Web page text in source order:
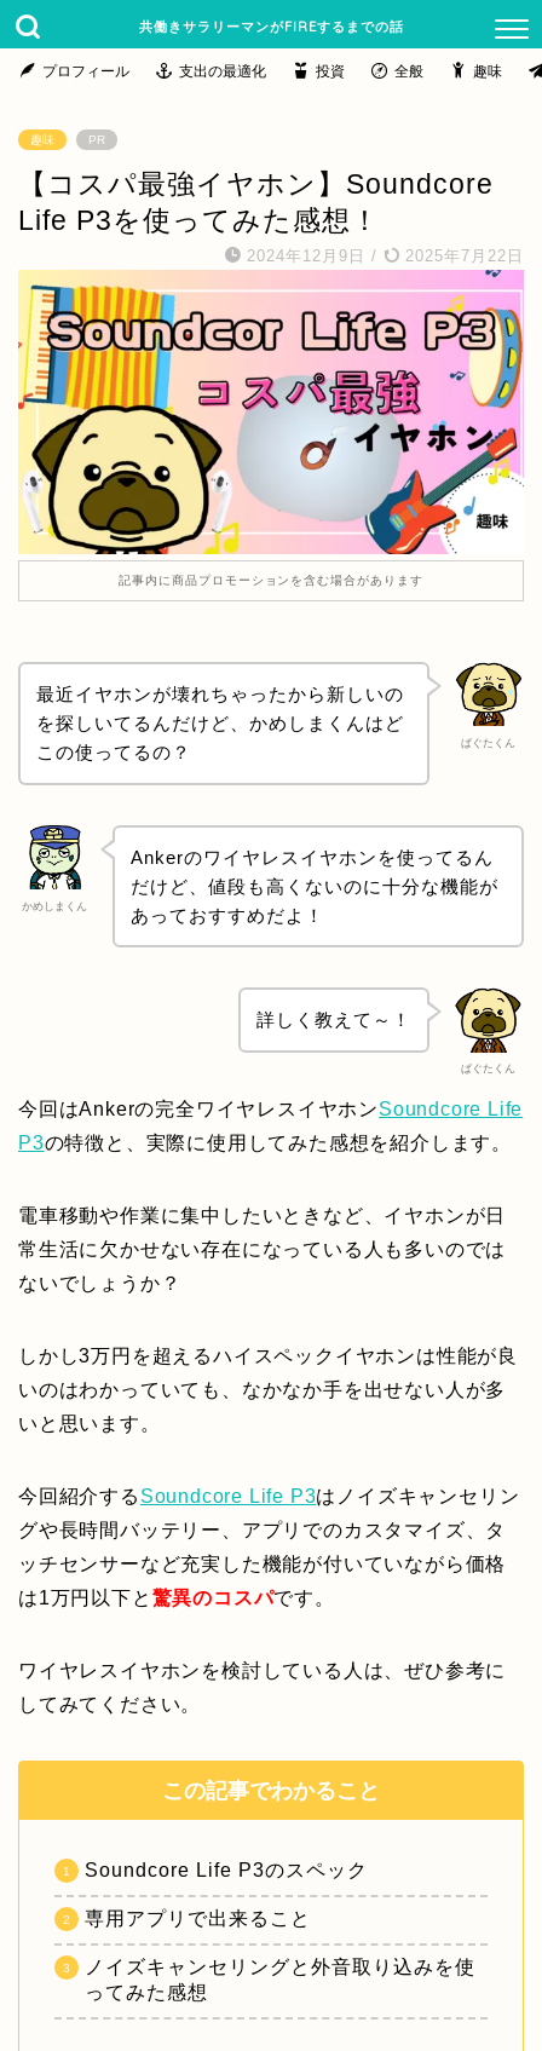
共働きサラリーマンがFIREするまでの話
プロフィール 支出の最適化 投資 全般 趣味
趣味 PR
【コスパ最強イヤホン】Soundcore
Life P3を使ってみた感想！
2024年12月9日 / 2025年7月22日
記事内に商品プロモーションを含む場合があります
ぱぐたくん
最近イヤホンが壊れちゃったから新しいの
を探しいてるんだけど、かめしまくんはど
この使ってるの？
かめしまくん
Ankerのワイヤレスイヤホンを使ってるん
だけど、値段も高くないのに十分な機能が
あっておすすめだよ！
ぱぐたくん
詳しく教えて～！
今回はAnkerの完全ワイヤレスイヤホンSoundcore Life
P3の特徴と、実際に使用してみた感想を紹介します。
電車移動や作業に集中したいときなど、イヤホンが日
常生活に欠かせない存在になっている人も多いのでは
ないでしょうか？
しかし3万円を超えるハイスペックイヤホンは性能が良
いのはわかっていても、なかなか手を出せない人が多
いと思います。
今回紹介する Soundcore Life P3はノイズキャンセリン
グや長時間バッテリー、アプリでのカスタマイズ、タ
ッチセンサーなど充実した機能が付いていながら価格
は1万円以下と 驚異のコスパです。
ワイヤレスイヤホンを検討している人は、ぜひ参考に
してみてください。
この記事でわかること
Soundcore Life P3のスペック
専用アプリで出来ること
ノイズキャンセリングと外音取り込みを使
ってみた感想